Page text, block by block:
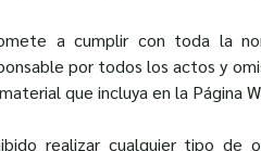
a cumplir con toda la
por todos los actos y
que incluya en la Página
realizar cualquier tipo de